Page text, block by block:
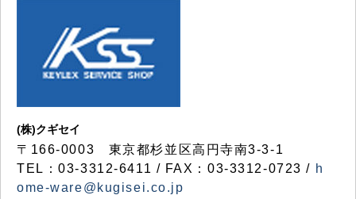
(株)クギセイ
〒166-0003 東京都杉並区高円寺南3-3-1
TEL：03-3312-6411 / FAX：03-3312-0723 / h
ome-ware@kugisei.co.jp